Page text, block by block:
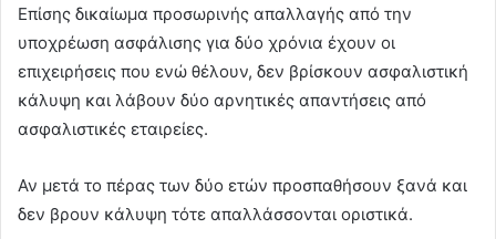
Επίσης δικαίωμα προσωρινής απαλλαγής από την
υποχρέωση ασφάλισης για δύο χρόνια έχουν οι
επιχειρήσεις που ενώ θέλουν, δεν βρίσκουν ασφαλιστική
κάλυψη και λάβουν δύο αρνητικές απαντήσεις από
ασφαλιστικές εταιρείες.
Αν μετά το πέρας των δύο ετών προσπαθήσουν ξανά και
δεν βρουν κάλυψη τότε απαλλάσσονται οριστικά.